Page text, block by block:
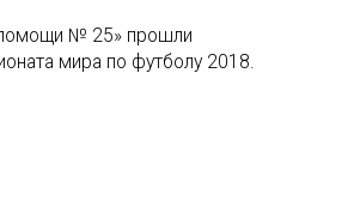
помощи № 25» прошли
мира по футболу 2018.